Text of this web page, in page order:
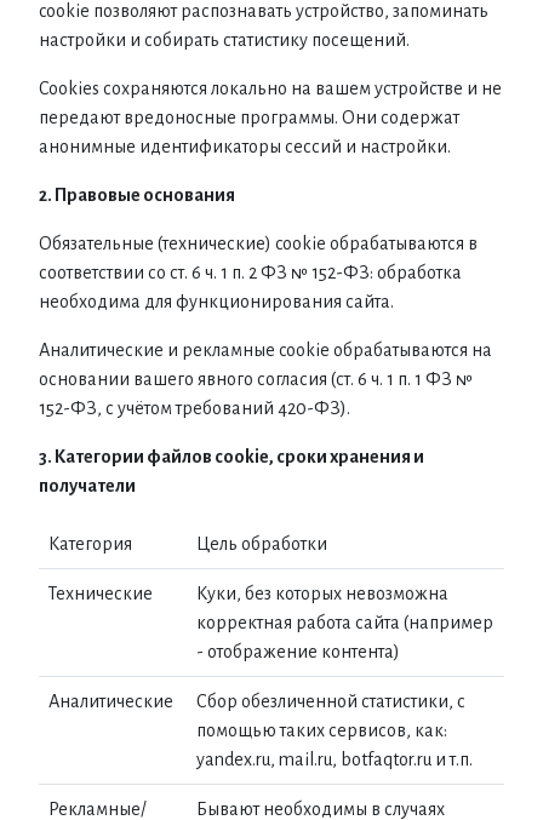
cookie позволяют распознавать устройство, запоминать
настройки и собирать статистику посещений.
Cookies сохраняются локально на вашем устройстве и не
передают вредоносные программы. Они содержат
анонимные идентификаторы сессий и настройки.
2. Правовые основания
Обязательные (технические) cookie обрабатываются в
соответствии со ст. 6 ч. 1 п. 2 ФЗ № 152-ФЗ: обработка
необходима для функционирования сайта.
Аналитические и рекламные cookie обрабатываются на
основании вашего явного согласия (ст. 6 ч. 1 п. 1 ФЗ №
152-ФЗ, с учётом требований 420-ФЗ).
3. Категории файлов cookie, сроки хранения и
получатели
Категория Цель обработки
Технические
Куки, без которых невозможна
корректная работа сайта (например
- отображение контента)
Аналитические
Сбор обезличенной статистики, с
помощью таких сервисов, как:
yandex.ru, mail.ru, botfaqtor.ru и т.п.
Рекламные/
Бывают необходимы в случаях